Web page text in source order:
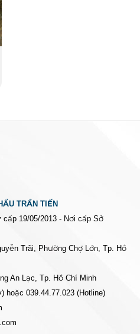
TRẦN TIẾN
cấp 19/05/2013 - Nơi cấp Sở
Trãi, Phường Chợ Lớn, Tp. Hồ
An Lạc, Tp. Hồ Chí Minh
hoặc 039.44.77.023(Hotline)